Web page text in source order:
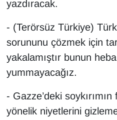
yazdıracak.
- (Terörsüz Türkiye)
sorununu çözmek için
yakalamıştır bunun
yummayacağız.
- Gazze’deki
yönelik niyetlerini
YEREL